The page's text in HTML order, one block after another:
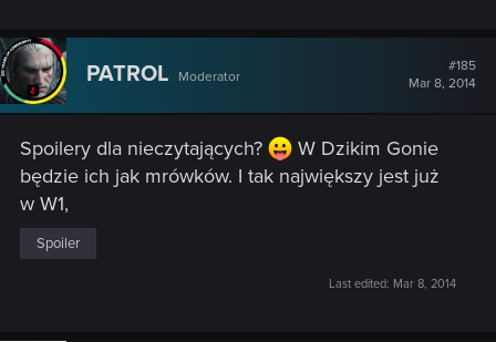
PATROL Moderator
#185
Mar 8, 2014
Spoilery dla nieczytających?
W Dzikim Gonie
będzie ich jak mrówków. I tak największy jest już
w W1,
Spoiler
Last edited: Mar 8, 2014